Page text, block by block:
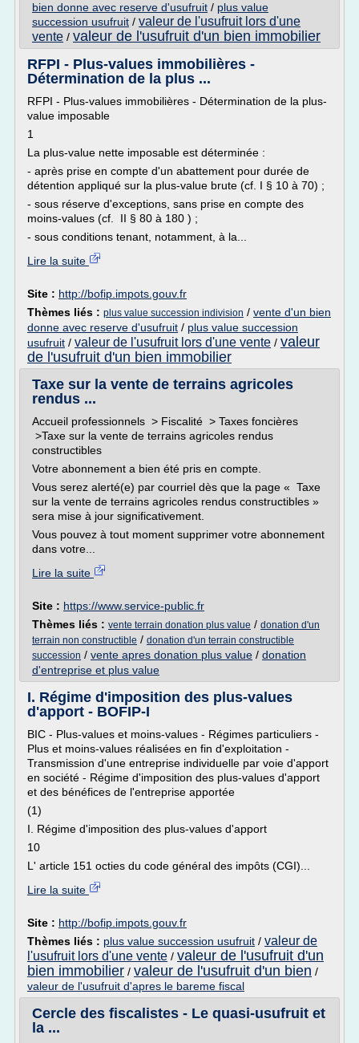
bien donne avec reserve d'usufruit / plus value
succession usufruit / valeur de l'usufruit lors d'une
vente / valeur de l'usufruit d'un bien immobilier
RFPI - Plus-values immobilières -
Détermination de la plus ...
RFPI - Plus-values immobilières - Détermination de la plus-
value imposable
1
La plus-value nette imposable est déterminée :
- après prise en compte d'un abattement pour durée de
détention appliqué sur la plus-value brute (cf. I § 10 à 70) ;
- sous réserve d'exceptions, sans prise en compte des
moins-values (cf. II § 80 à 180 ) ;
- sous conditions tenant, notamment, à la...
Lire la suite
Site : http://bofip.impots.gouv.fr
Thèmes liés : plus value succession indivision / vente d'un bien
donne avec reserve d'usufruit / plus value succession
usufruit / valeur de l'usufruit lors d'une vente / valeur
de l'usufruit d'un bien immobilier
Taxe sur la vente de terrains agricoles
rendus ...
Accueil professionnels > Fiscalité > Taxes foncières
>Taxe sur la vente de terrains agricoles rendus
constructibles
Votre abonnement a bien été pris en compte.
Vous serez alerté(e) par courriel dès que la page « Taxe
sur la vente de terrains agricoles rendus constructibles »
sera mise à jour significativement.
Vous pouvez à tout moment supprimer votre abonnement
dans votre...
Lire la suite
Site : https://www.service-public.fr
Thèmes liés : vente terrain donation plus value / donation d'un
terrain non constructible / donation d'un terrain constructible
succession / vente apres donation plus value / donation
d'entreprise et plus value
I. Régime d'imposition des plus-values
d'apport - BOFIP-I
BIC - Plus-values et moins-values - Régimes particuliers -
Plus et moins-values réalisées en fin d'exploitation -
Transmission d'une entreprise individuelle par voie d'apport
en société - Régime d'imposition des plus-values d'apport
et des bénéfices de l'entreprise apportée
(1)
I. Régime d'imposition des plus-values d'apport
10
L' article 151 octies du code général des impôts (CGI)...
Lire la suite
Site : http://bofip.impots.gouv.fr
Thèmes liés : plus value succession usufruit / valeur de
l'usufruit lors d'une vente / valeur de l'usufruit d'un
bien immobilier / valeur de l'usufruit d'un bien /
valeur de l'usufruit d'apres le bareme fiscal
Cercle des fiscalistes - Le quasi-usufruit et
la ...